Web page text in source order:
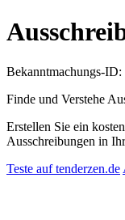
Bekanntmachungs-
Finde und Verstehe
Erstellen Sie ein
Ausschreibungen in
Teste auf tenderzen.de